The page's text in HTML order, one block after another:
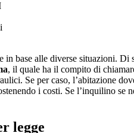
in base alle diverse situazioni.
, il quale ha il compito di
Se per caso, l’abitazione
i costi. Se l’inquilino
legge